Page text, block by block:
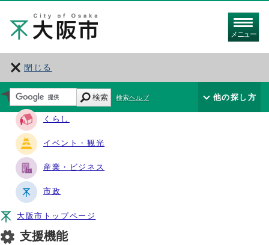
メニュー
閉じる
サイト・ナビ
くらし
イベント・観光
産業・ビジネス
市政
大阪市トップページ
支援機能
検索 検索ヘルプ 他の探し方